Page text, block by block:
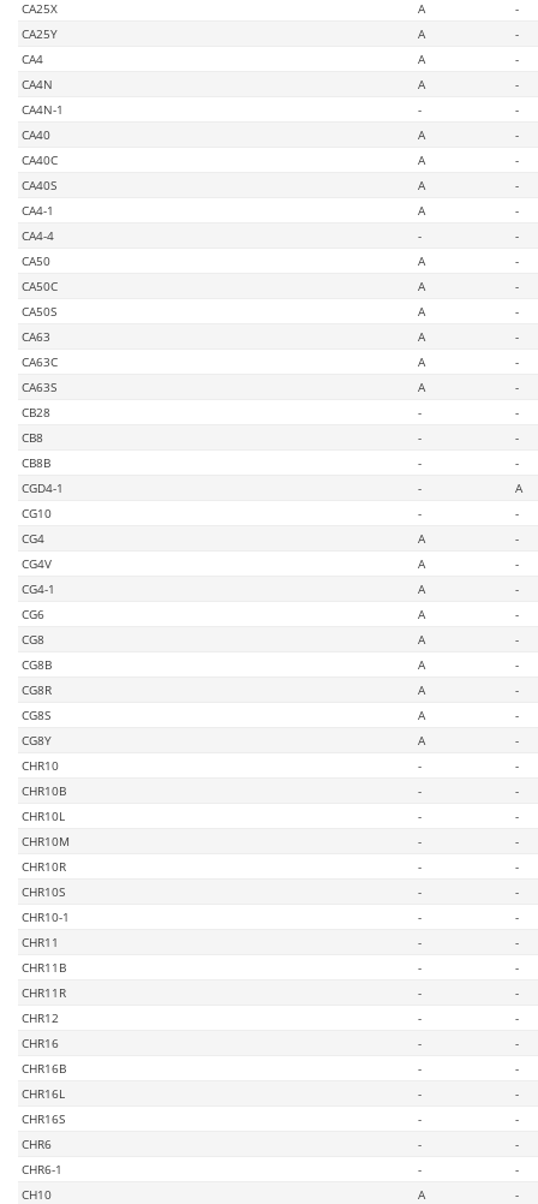
CA25X A
-
CA25Y
A
-
CA4
A
-
CA4N
A
-
CA4N-1
-
-
CA40
A
-
CA40C
A
-
CA40S
A
-
CA4-1
A
-
CA4-4
-
-
CA50
A
-
CA50C
A
-
CA50S
A
-
CA63
A
-
CA63C
A
-
CA63S
A
-
CB28
-
-
CB8
-
-
CB8B
-
-
CGD4-1
-
A
CG10
-
-
CG4
A
-
CG4V
A
-
CG4-1
A
-
CG6
A
-
CG8
A
-
CG8B
A
-
CG8R
A
-
CG8S
A
-
CG8Y
A
-
CHR10
-
-
CHR10B
-
-
CHR10L
-
-
CHR10M
-
-
CHR10R
-
-
CHR10S
-
-
CHR10-1
-
-
CHR11
-
-
CHR11B
-
-
CHR11R
-
-
CHR12
-
-
CHR16
-
-
CHR16B
-
-
CHR16L
-
-
CHR16S
-
-
CHR6
-
-
CHR6-1
-
-
CH10
A
-